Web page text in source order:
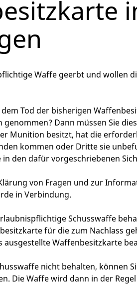
Waffe geerbt und wollen
Tod der bisherigen
Dann müssen Sie
Munition besitzt, hat die
kommen oder Dritte sie
den dafür vorgeschriebenen
von Fragen und zur
in Verbindung.
Schusswaffe
für die zum Nachlass
ausgestellte Waffenbesitzkarte
nicht behalten, können
Die Waffe wird dann in der